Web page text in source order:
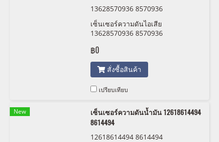
13628570936 8570936
เซ็นเซอร์ความดันไอเสีย
13628570936 8570936
฿0
สั่งซื้อสินค้า
เปรียบเทียบ
New
เซ็นเซอร์ความดันน้ำมัน 12618614494
8614494
12618614494 8614494